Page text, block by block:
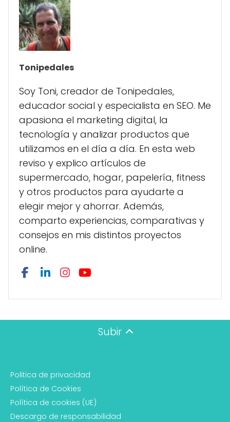
Tonipedales
Soy Toni, creador de Tonipedales,
educador social y especialista en SEO. Me
apasiona el marketing digital, la
tecnología y analizar productos que
utilizamos en el día a día. En esta web
reviso y explico artículos de
supermercado, hogar, papelería, fitness
y otros productos para ayudarte a
elegir mejor y ahorrar. Además,
comparto experiencias, comparativas y
consejos en mis distintos proyectos
online.
Subir
Politica de privacidad
Política de Cookies
Política de cookies (UE)
Descargo de responsabilidad